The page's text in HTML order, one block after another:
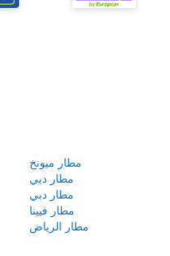
مطار ميونخ
مطار دبي
مطار دبي
مطار فيينا
مطار الرياض